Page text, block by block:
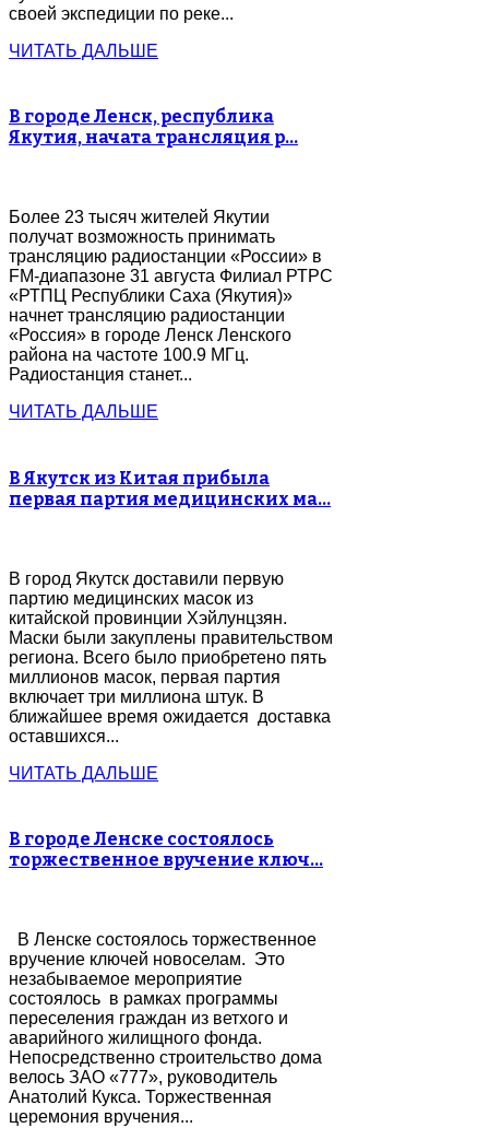
своей экспедиции по реке...
ЧИТАТЬ ДАЛЬШЕ
В городе Ленск, республика
Якутия, начата трансляция р…
Более 23 тысяч жителей Якутии
получат возможность принимать
трансляцию радиостанции «России» в
FM-диапазоне 31 августа Филиал РТРС
«РТПЦ Республики Саха (Якутия)»
начнет трансляцию радиостанции
«Россия» в городе Ленск Ленского
района на частоте 100.9 МГц.
Радиостанция станет...
ЧИТАТЬ ДАЛЬШЕ
В Якутск из Китая прибыла
первая партия медицинских ма…
В город Якутск доставили первую
партию медицинских масок из
китайской провинции Хэйлунцзян.
Маски были закуплены правительством
региона. Всего было приобретено пять
миллионов масок, первая партия
включает три миллиона штук. В
ближайшее время ожидается доставка
оставшихся...
ЧИТАТЬ ДАЛЬШЕ
В городе Ленске состоялось
торжественное вручение ключ…
В Ленске состоялось торжественное
вручение ключей новоселам. Это
незабываемое мероприятие
состоялось в рамках программы
переселения граждан из ветхого и
аварийного жилищного фонда.
Непосредственно строительство дома
велось ЗАО «777», руководитель
Анатолий Кукса. Торжественная
церемония вручения...